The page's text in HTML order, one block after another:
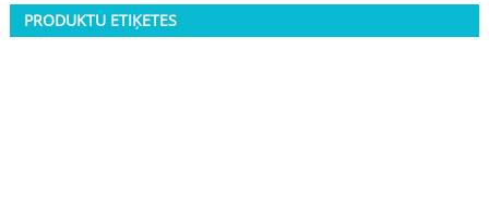
PRODUKTU ETIĶETES